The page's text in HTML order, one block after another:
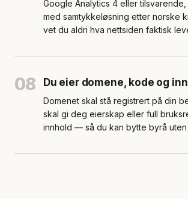
Google Analytics 4 eller
med samtykkeløsning etter norske
vet du aldri hva nettsiden faktisk
08 Du eier domene, kode og
Domenet skal stå registrert på din
skal gi deg eierskap eller full
innhold — så du kan bytte byrå uten